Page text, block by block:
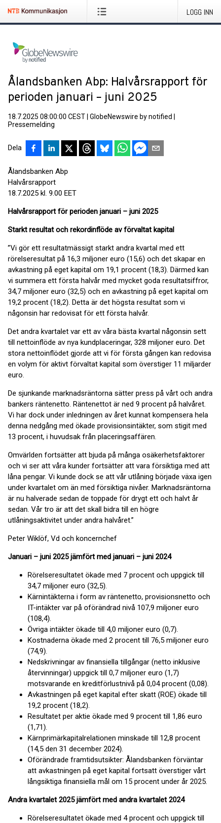
LOGG INN
Ålandsbanken Abp: Halvårsrapport för
perioden januari – juni 2025
18.7.2025 08:00:00 CEST GlobeNewswire by notified
Pressemelding
Dela
Ålandsbanken Abp
Halvårsrapport
18.7.2025 kl. 9.00 EET
Halvårsrapport för perioden januari – juni 2025
Starkt resultat och rekordinflöde av förvaltat kapital
”Vi gör ett resultatmässigt starkt andra kvartal med ett
rörelseresultat på 16,3 miljoner euro (15,6) och det skapar en
avkastning på eget kapital om 19,1 procent (18,3). Därmed kan
vi summera ett första halvår med mycket goda resultatsiffror,
34,7 miljoner euro (32,5) och en avkastning på eget kapital om
19,2 procent (18,2). Detta är det högsta resultat som vi
någonsin har redovisat för ett första halvår.
Det andra kvartalet var ett av våra bästa kvartal någonsin sett
till nettoinflöde av nya kundplaceringar, 328 miljoner euro. Det
stora nettoinflödet gjorde att vi för första gången kan redovisa
en volym för aktivt förvaltat kapital som överstiger 11 miljarder
euro.
De sjunkande marknadsräntorna sätter press på vårt och andra
bankers räntenetto. Räntenettot är ned 9 procent på halvåret.
Vi har dock under inledningen av året kunnat kompensera hela
denna nedgång med ökade provisionsintäkter, som stigit med
13 procent, i huvudsak från placeringsaffären.
Omvärlden fortsätter att bjuda på många osäkerhetsfaktorer
och vi ser att våra kunder fortsätter att vara försiktiga med att
låna pengar. Vi kunde dock se att vår utlåning började växa igen
under kvartalet om än med försiktiga nivåer. Marknadsräntorna
är nu halverade sedan de toppade för drygt ett och halvt år
sedan. Vår tro är att det skall bidra till en högre
utlåningsaktivitet under andra halvåret.”
Peter Wiklöf, Vd och koncernchef
Januari – juni 2025 jämfört med januari – juni 2024
Rörelseresultatet ökade med 7 procent och uppgick till
34,7 miljoner euro (32,5).
Kärnintäkterna i form av räntenetto, provisionsnetto och
IT-intäkter var på oförändrad nivå 107,9 miljoner euro
(108,4).
Övriga intäkter ökade till 4,0 miljoner euro (0,7).
Kostnaderna ökade med 2 procent till 76,5 miljoner euro
(74,9).
Nedskrivningar av finansiella tillgångar (netto inklusive
återvinningar) uppgick till 0,7 miljoner euro (1,7)
motsvarande en kreditförlustnivå på 0,04 procent (0,08).
Avkastningen på eget kapital efter skatt (ROE) ökade till
19,2 procent (18,2).
Resultatet per aktie ökade med 9 procent till 1,86 euro
(1,71).
Kärnprimärkapitalrelationen minskade till 12,8 procent
(14,5 den 31 december 2024).
Oförändrade framtidsutsikter: Ålandsbanken förväntar
att avkastningen på eget kapital fortsatt överstiger vårt
långsiktiga finansiella mål om 15 procent under år 2025.
Andra kvartalet 2025 jämfört med andra kvartalet 2024
Rörelseresultatet ökade med 4 procent och uppgick till